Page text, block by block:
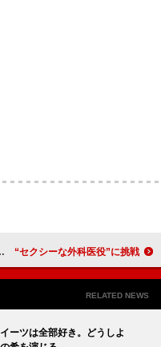
斎藤工、譲れない恋愛事情は「赤みそ」 “セクシーな外科医役”に挑戦
RELATED NEWS
ーツは全部好き。どうしよ